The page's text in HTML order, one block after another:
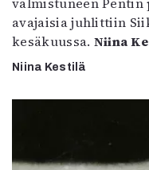
avajaisia juhlittiin
kesäkuussa. Niina
Niina Kestilä